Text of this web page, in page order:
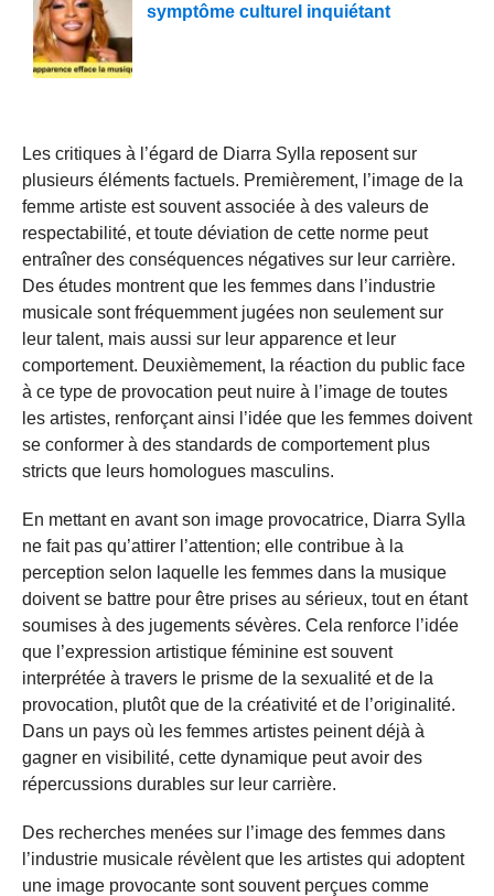
symptôme culturel inquiétant
Les critiques à l’égard de Diarra Sylla reposent sur
plusieurs éléments factuels. Premièrement, l’image de la
femme artiste est souvent associée à des valeurs de
respectabilité, et toute déviation de cette norme peut
entraîner des conséquences négatives sur leur carrière.
Des études montrent que les femmes dans l’industrie
musicale sont fréquemment jugées non seulement sur
leur talent, mais aussi sur leur apparence et leur
comportement. Deuxièmement, la réaction du public face
à ce type de provocation peut nuire à l’image de toutes
les artistes, renforçant ainsi l’idée que les femmes doivent
se conformer à des standards de comportement plus
stricts que leurs homologues masculins.
En mettant en avant son image provocatrice, Diarra Sylla
ne fait pas qu’attirer l’attention; elle contribue à la
perception selon laquelle les femmes dans la musique
doivent se battre pour être prises au sérieux, tout en étant
soumises à des jugements sévères. Cela renforce l’idée
que l’expression artistique féminine est souvent
interprétée à travers le prisme de la sexualité et de la
provocation, plutôt que de la créativité et de l’originalité.
Dans un pays où les femmes artistes peinent déjà à
gagner en visibilité, cette dynamique peut avoir des
répercussions durables sur leur carrière.
Des recherches menées sur l’image des femmes dans
l’industrie musicale révèlent que les artistes qui adoptent
une image provocante sont souvent perçues comme